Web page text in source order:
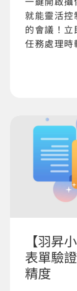
就能靈活
的會議！
任務處理時
【羽昇
表單驗
精度